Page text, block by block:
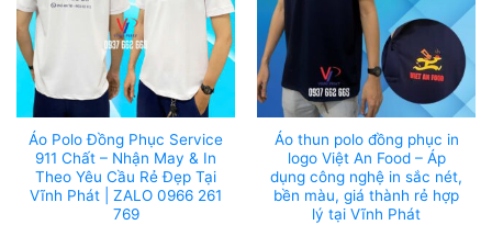
Áo Polo Đồng Phục Service
911 Chất – Nhận May & In
Theo Yêu Cầu Rẻ Đẹp Tại
Vĩnh Phát | ZALO 0966 261
769
Áo thun polo đồng phục in
logo Việt An Food – Áp
dụng công nghệ in sắc nét,
bền màu, giá thành rẻ hợp
lý tại Vĩnh Phát